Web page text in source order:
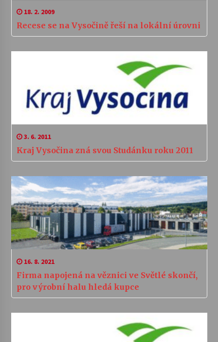
18. 2. 2009
Recese se na Vysočině řeší na lokální úrovni
3. 6. 2011
Kraj Vysočina zná svou Studánku roku 2011
16. 8. 2021
Firma napojená na věznici ve Světlé skončí,
pro výrobní halu hledá kupce